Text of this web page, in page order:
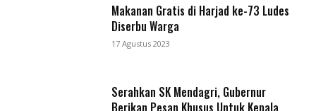
Makanan Gratis di Harjad ke-73 Ludes
Diserbu Warga
17 Agustus 2023
Serahkan SK Mendagri, Gubernur